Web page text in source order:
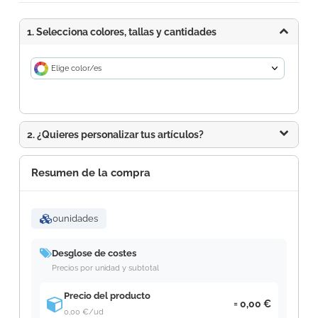
1. Selecciona colores, tallas y cantidades
Elige color/es
2. ¿Quieres personalizar tus artículos?
Resumen de la compra
0unidades
Desglose de costes
Precios por unidad y subtotal
Precio del producto
0,00 €/ud
0,00 €